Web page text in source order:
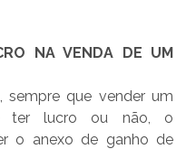
NA VENDA DE UM
sempre que vender um
ter lucro ou não, o
o anexo de ganho de